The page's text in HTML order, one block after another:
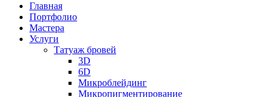
Главная
Портфолио
Мастера
Услуги
Татуаж бровей
3D
6D
Микроблейдинг
Микропигментирование